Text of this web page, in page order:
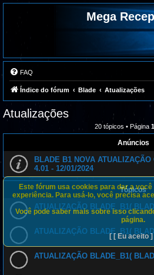
Mega
FAQ
Índice do fórum Blade Atualizações
Atualizações
20 tópicos • Página 1
Anúncios
BLADE B1 NOVA
4.01 - 12/01/2024
Tópicos
ATUALIZAÇÃO BLADE_B1(
ATUALIZAÇÃO BLADE_B1(
ATUALIZAÇÃO BLADE_B1(
Este fórum usa cookies para dar a
experiência. Para usá-lo, você precisa
Você pode saber mais sobre isso
página.
[ [ Eu aceito